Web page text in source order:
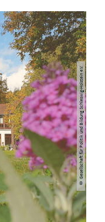
© Gesellschaft für Politik und Bildung Schleswig-Holstein e.V.